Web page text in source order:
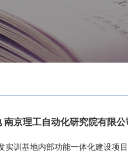
京理工自动化研究院有限公
训基地内部功能一体化建设项